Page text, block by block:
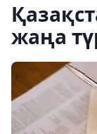
жаңа